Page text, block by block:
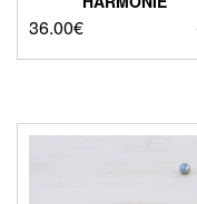
36.00€